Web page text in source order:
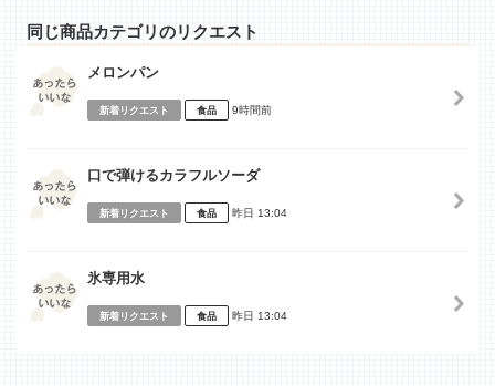
同じ商品カテゴリのリクエスト
メロンパン
新着リクエスト 食品 9時間前
口で弾けるカラフルソーダ
新着リクエスト 食品 昨日 13:04
氷専用水
新着リクエスト 食品 昨日 13:04